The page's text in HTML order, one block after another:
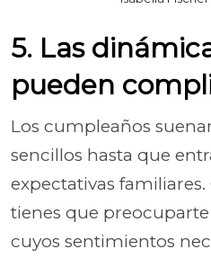
5. Las
pueden
Los cumpleaños
sencillos hasta que
expectativas
tienes que
cuyos sentimientos